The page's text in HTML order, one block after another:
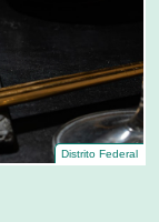
Distrito Federal